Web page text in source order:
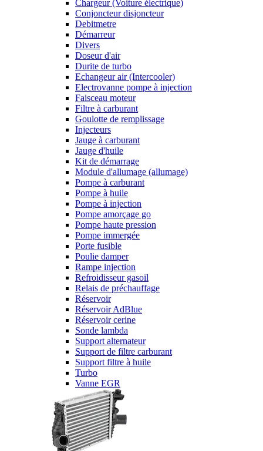
Chargeur (Voiture électrique)
Conjoncteur disjoncteur
Debitmetre
Démarreur
Divers
Doseur d'air
Durite de turbo
Echangeur air (Intercooler)
Electrovanne pompe à injection
Faisceau moteur
Filtre à carburant
Goulotte de remplissage
Injecteurs
Jauge à carburant
Jauge d'huile
Kit de démarrage
Module d'allumage (allumage)
Pompe à carburant
Pompe à huile
Pompe à injection
Pompe amorçage go
Pompe haute pression
Pompe immergée
Porte fusible
Poulie damper
Rampe injection
Refroidisseur gasoil
Relais de préchauffage
Réservoir
Réservoir AdBlue
Réservoir cerine
Sonde lambda
Support alternateur
Support de filtre carburant
Support filtre à huile
Turbo
Vanne EGR